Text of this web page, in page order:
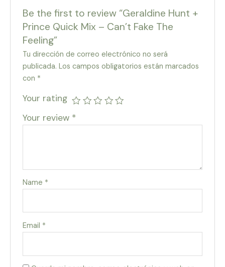
Be the first to review “Geraldine Hunt +
Prince Quick Mix – Can’t Fake The
Feeling”
Tu dirección de correo electrónico no será
publicada. Los campos obligatorios están marcados
con *
Your rating
Your review *
Name *
Email *